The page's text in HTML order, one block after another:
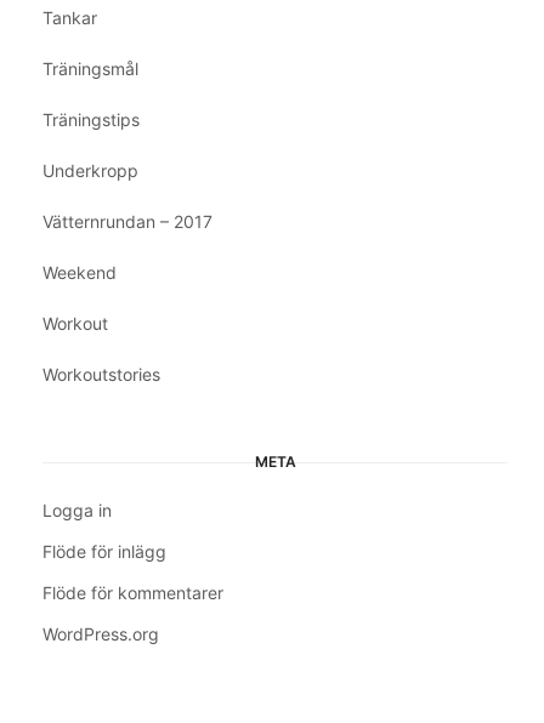
Tankar
Träningsmål
Träningstips
Underkropp
Vätternrundan – 2017
Weekend
Workout
Workoutstories
META
Logga in
Flöde för inlägg
Flöde för kommentarer
WordPress.org